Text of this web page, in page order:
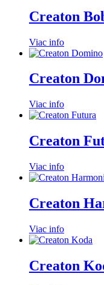
Creaton
Viac info
Creaton
Viac info
Creaton
Viac info
Creaton
Viac info
Creaton